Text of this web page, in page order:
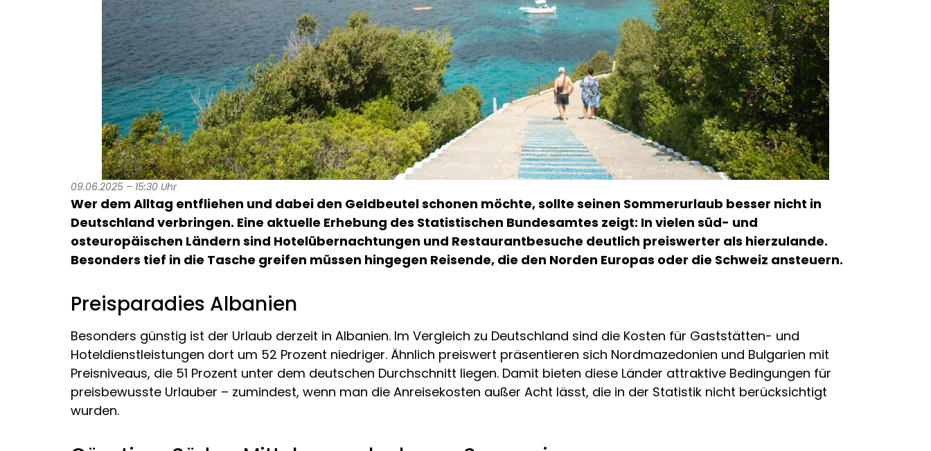
09.06.2025 – 15:30 Uhr
Wer dem Alltag entfliehen und dabei den Geldbeutel schonen möchte, sollte seinen Sommerurlaub besser nicht in
Deutschland verbringen. Eine aktuelle Erhebung des Statistischen Bundesamtes zeigt: In vielen süd- und
osteuropäischen Ländern sind Hotelübernachtungen und Restaurantbesuche deutlich preiswerter als hierzulande.
Besonders tief in die Tasche greifen müssen hingegen Reisende, die den Norden Europas oder die Schweiz ansteuern.
Preisparadies Albanien
Besonders günstig ist der Urlaub derzeit in Albanien. Im Vergleich zu Deutschland sind die Kosten für Gaststätten- und
Hoteldienstleistungen dort um 52 Prozent niedriger. Ähnlich preiswert präsentieren sich Nordmazedonien und Bulgarien mit
Preisniveaus, die 51 Prozent unter dem deutschen Durchschnitt liegen. Damit bieten diese Länder attraktive Bedingungen für
preisbewusste Urlauber – zumindest, wenn man die Anreisekosten außer Acht lässt, die in der Statistik nicht berücksichtigt
wurden.